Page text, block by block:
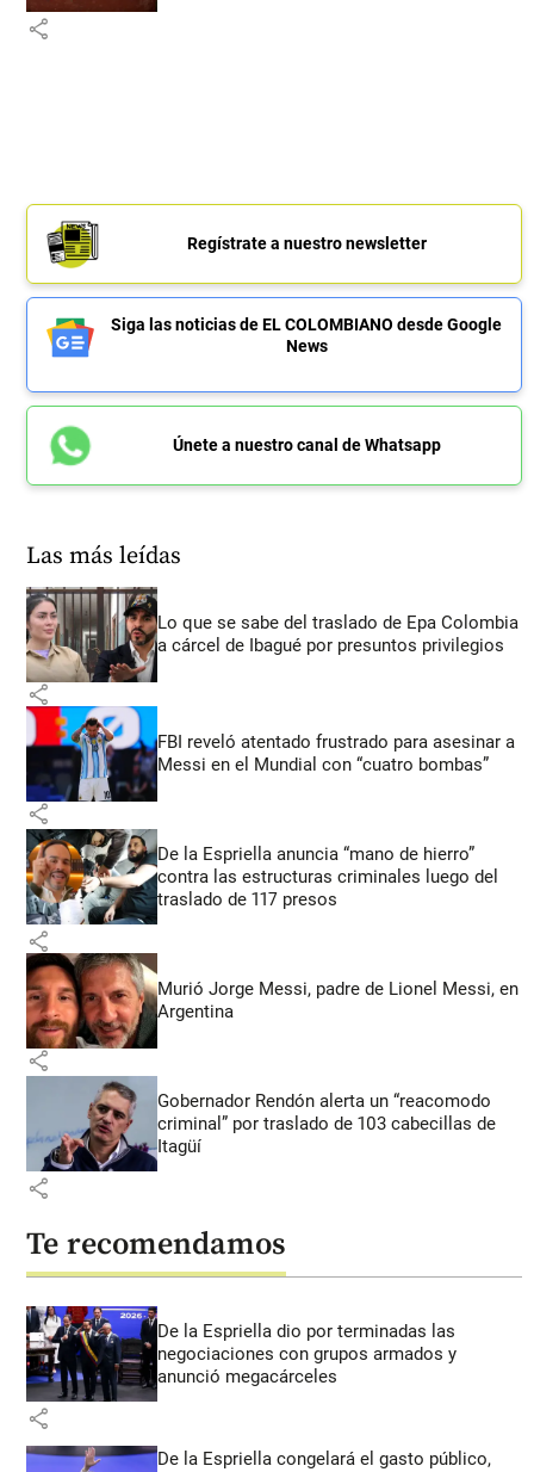
share
Regístrate a nuestro newsletter
Siga las noticias de EL COLOMBIANO desde Google
News
Únete a nuestro canal de Whatsapp
Las más leídas
Lo que se sabe del traslado de Epa Colombia
a cárcel de Ibagué por presuntos privilegios
share
FBI reveló atentado frustrado para asesinar a
Messi en el Mundial con “cuatro bombas”
share
De la Espriella anuncia “mano de hierro”
contra las estructuras criminales luego del
traslado de 117 presos
share
Murió Jorge Messi, padre de Lionel Messi, en
Argentina
share
Gobernador Rendón alerta un “reacomodo
criminal” por traslado de 103 cabecillas de
Itagüí
share
Te recomendamos
De la Espriella dio por terminadas las
negociaciones con grupos armados y
anunció megacárceles
share
De la Espriella congelará el gasto público,